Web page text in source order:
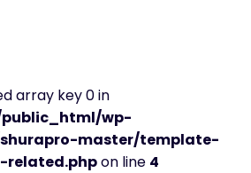
array key 0 in
wp-
master/template-
related.phpon line 4